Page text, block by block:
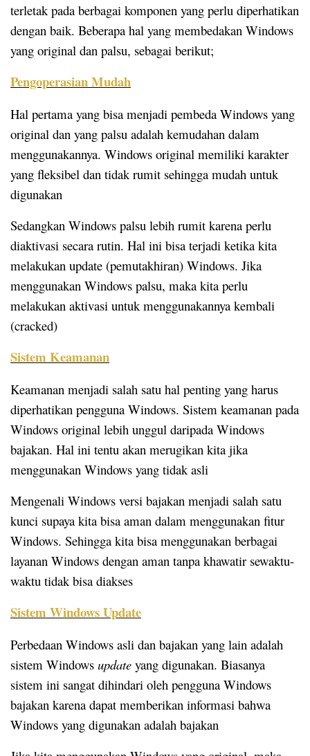
terletak pada berbagai komponen yang perlu diperhatikan
dengan baik. Beberapa hal yang membedakan Windows
yang original dan palsu, sebagai berikut;
Pengoperasian Mudah
Hal pertama yang bisa menjadi pembeda Windows yang
original dan yang palsu adalah kemudahan dalam
menggunakannya. Windows original memiliki karakter
yang fleksibel dan tidak rumit sehingga mudah untuk
digunakan
Sedangkan Windows palsu lebih rumit karena perlu
diaktivasi secara rutin. Hal ini bisa terjadi ketika kita
melakukan update (pemutakhiran) Windows. Jika
menggunakan Windows palsu, maka kita perlu
melakukan aktivasi untuk menggunakannya kembali
(cracked)
Sistem Keamanan
Keamanan menjadi salah satu hal penting yang harus
diperhatikan pengguna Windows. Sistem keamanan pada
Windows original lebih unggul daripada Windows
bajakan. Hal ini tentu akan merugikan kita jika
menggunakan Windows yang tidak asli
Mengenali Windows versi bajakan menjadi salah satu
kunci supaya kita bisa aman dalam menggunakan fitur
Windows. Sehingga kita bisa menggunakan berbagai
layanan Windows dengan aman tanpa khawatir sewaktu-
waktu tidak bisa diakses
Sistem Windows Update
Perbedaan Windows asli dan bajakan yang lain adalah
sistem Windows update yang digunakan. Biasanya
sistem ini sangat dihindari oleh pengguna Windows
bajakan karena dapat memberikan informasi bahwa
Windows yang digunakan adalah bajakan